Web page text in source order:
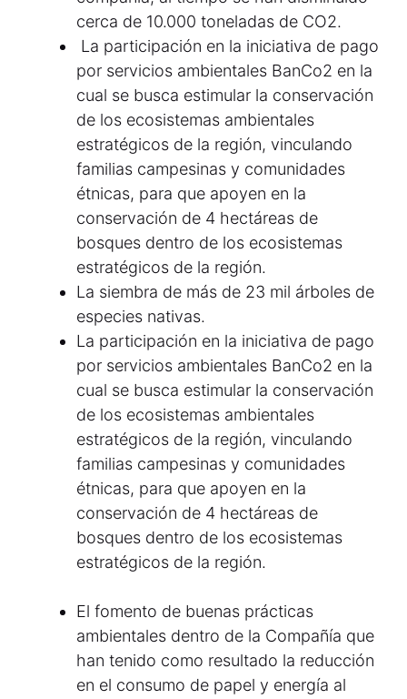
cerca de 10.000 toneladas de CO2.
La participación en la iniciativa de pago
por servicios ambientales BanCo2 en la
cual se busca estimular la conservación
de los ecosistemas ambientales
estratégicos de la región, vinculando
familias campesinas y comunidades
étnicas, para que apoyen en la
conservación de 4 hectáreas de
bosques dentro de los ecosistemas
estratégicos de la región.
La siembra de más de 23 mil árboles de
especies nativas.
La participación en la iniciativa de pago
por servicios ambientales BanCo2 en la
cual se busca estimular la conservación
de los ecosistemas ambientales
estratégicos de la región, vinculando
familias campesinas y comunidades
étnicas, para que apoyen en la
conservación de 4 hectáreas de
bosques dentro de los ecosistemas
estratégicos de la región.
El fomento de buenas prácticas
ambientales dentro de la Compañía que
han tenido como resultado la reducción
en el consumo de papel y energía al